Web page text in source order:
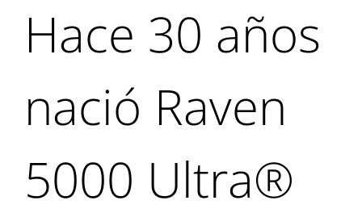
Hace 30 años
nació Raven
5000 Ultra®